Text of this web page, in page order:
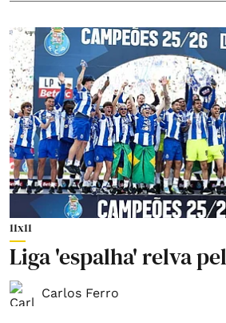
11x11
Liga 'espalha' relva
Carlos Ferro